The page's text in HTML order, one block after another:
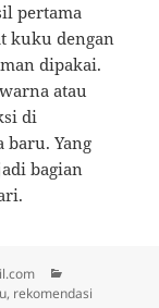
pertama
kuku dengan
dipakai.
atau
di
Yang
bagian
rekomendasi